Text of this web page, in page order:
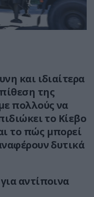
και ιδιαίτερα
της
πολλούς να
το Κίεβο
το πώς μπορεί
δυτικά
αντίποινα